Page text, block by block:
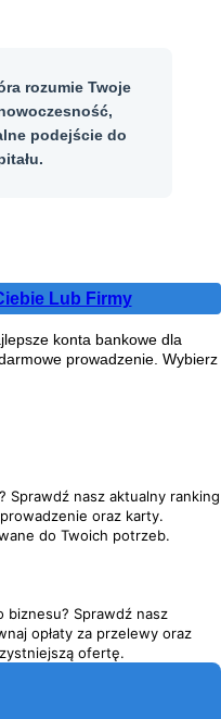
rozumie Twoje
podejście do
Lub Firmy
konta bankowe dla
prowadzenie. Wybierz
Sprawdź nasz aktualny ranking
oraz karty.
do Twoich potrzeb.
biznesu? Sprawdź nasz
opłaty za przelewy oraz
ofertę.